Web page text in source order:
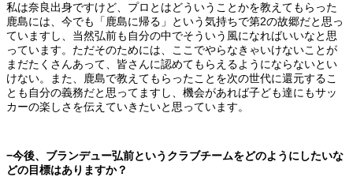
私は奈良出身ですけど、プロとはどういうことかを教えてもらった
鹿島には、今でも「鹿島に帰る」という気持ちで第2の故郷だと思っ
ていますし、当然弘前も自分の中でそういう風になればいいなと思
っています。ただそのためには、ここでやらなきゃいけないことが
まだたくさんあって、皆さんに認めてもらえるようにならないとい
けない。また、鹿島で教えてもらったことを次の世代に還元するこ
とも自分の義務だと思ってますし、機会があれば子ども達にもサッ
カーの楽しさを伝えていきたいと思っています。
−今後、ブランデュー弘前というクラブチームをどのようにしたいな
どの目標はありますか？